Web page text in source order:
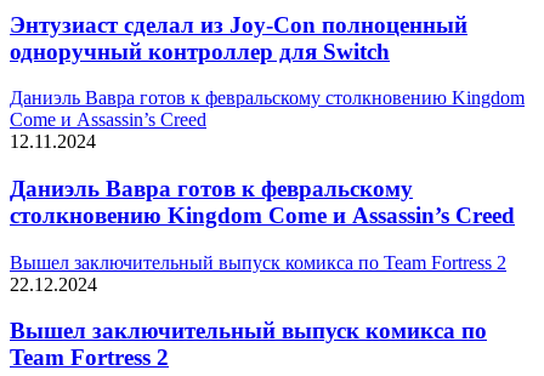
Энтузиаст сделал из Joy-Con полноценный
одноручный контроллер для Switch
Даниэль Вавра готов к февральскому столкновению Kingdom
Come и Assassin’s Creed
12.11.2024
Даниэль Вавра готов к февральскому
столкновению Kingdom Come и Assassin’s Creed
Вышел заключительный выпуск комикса по Team Fortress 2
22.12.2024
Вышел заключительный выпуск комикса по
Team Fortress 2